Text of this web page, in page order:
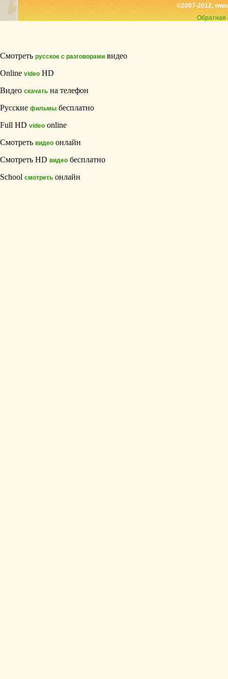
©2007-2012,
Обратная
Смотреть русское с разговорами видео
Online video HD
Видео скачать на телефон
Русские фильмы бесплатно
Full HD video online
Смотреть видео онлайн
Смотреть HD видео бесплатно
School смотреть онлайн